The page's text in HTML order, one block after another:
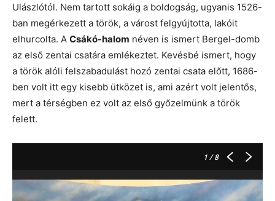
Ulászlótól. Nem tartott sokáig a boldogság, ugyanis 1526-
ban megérkezett a török, a várost felgyújtotta, lakóit
elhurcolta. A Csákó-halom néven is ismert Bergel-domb
az első zentai csatára emlékeztet. Kevésbé ismert, hogy
a török alóli felszabadulást hozó zentai csata előtt, 1686-
ben volt itt egy kisebb ütközet is, ami azért volt jelentős,
mert a térségben ez volt az első győzelmünk a török
felett.
1/ 8